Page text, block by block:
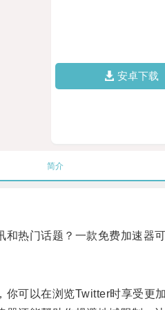
安卓下载
简介
热门话题？一款免费加速器可
以在浏览Twitter时享受更加